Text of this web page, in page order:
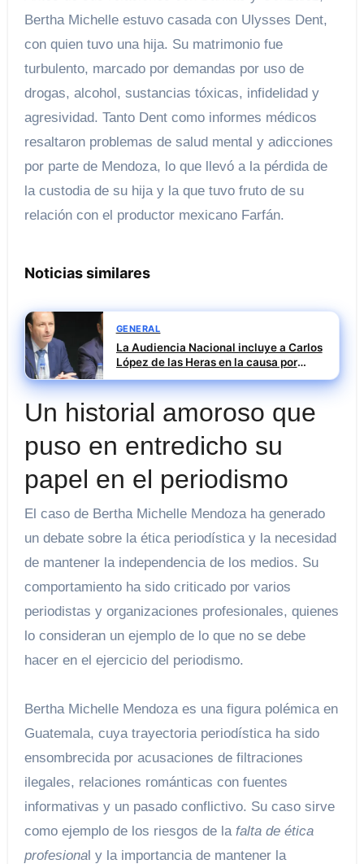
Bertha Michelle estuvo casada con Ulysses Dent,
con quien tuvo una hija. Su matrimonio fue
turbulento, marcado por demandas por uso de
drogas, alcohol, sustancias tóxicas, infidelidad y
agresividad. Tanto Dent como informes médicos
resaltaron problemas de salud mental y adicciones
por parte de Mendoza, lo que llevó a la pérdida de
la custodia de su hija y la que tuvo fruto de su
relación con el productor mexicano Farfán.
Noticias similares
GENERAL
La Audiencia Nacional incluye a Carlos
López de las Heras en la causa por
presuntas irregularidades en el rescate
de 112,8 millones a Tubos Reunidos
Un historial amoroso que
puso en entredicho su
papel en el periodismo
El caso de Bertha Michelle Mendoza ha generado
un debate sobre la ética periodística y la necesidad
de mantener la independencia de los medios. Su
comportamiento ha sido criticado por varios
periodistas y organizaciones profesionales, quienes
lo consideran un ejemplo de lo que no se debe
hacer en el ejercicio del periodismo.
Bertha Michelle Mendoza es una figura polémica en
Guatemala, cuya trayectoria periodística ha sido
ensombrecida por acusaciones de filtraciones
ilegales, relaciones románticas con fuentes
informativas y un pasado conflictivo. Su caso sirve
como ejemplo de los riesgos de la falta de ética
profesional y la importancia de mantener la